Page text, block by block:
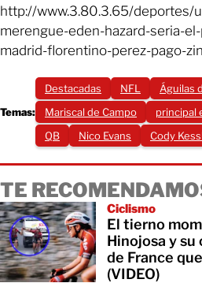
http://www.3.80.3.65/deportes/
merengue-eden-hazard-seria-
madrid-florentino-perez-pago-
Temas:
Destacadas NFL Águilas
Mariscal de Campo
principal
QB
Nico Evans Cody
TE
Ciclismo
El tierno
Hinojosa y su
de France
(VIDEO)